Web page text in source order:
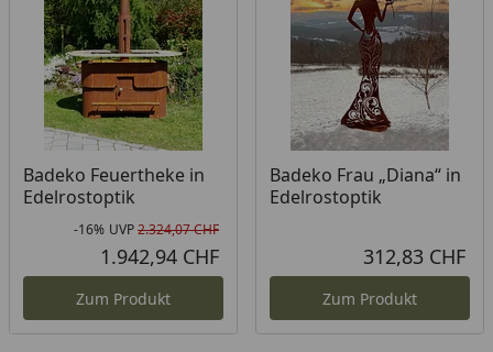
Badeko Feuertheke in
Edelrostoptik
Rabatt in Prozent
-16%
Ursprünglicher Preis
UVP2.324,07 CHF
1.942,94 CHF
Zum Produkt
Badeko Frau „Diana“ in
Edelrostoptik
312,83 CHF
Zum Produkt